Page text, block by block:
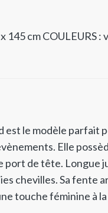
145 cmCOULEURS :
est le modèle parfait
Elle
de tête. Longue
chevilles. Sa fente
touche féminine à